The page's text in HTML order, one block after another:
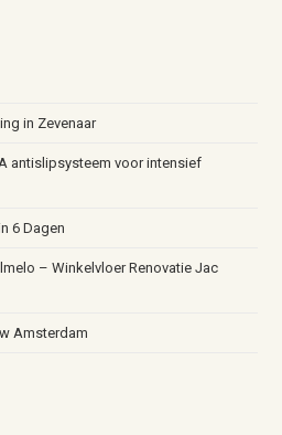
in Zevenaar
antislipsysteem voor intensief
6 Dagen
– Winkelvloer Renovatie Jac
Amsterdam